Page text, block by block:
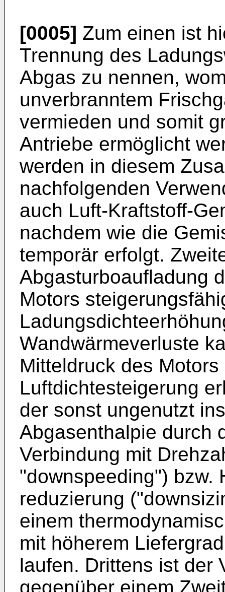
[0005] Zum einen ist
Trennung des
Abgas zu nennen,
unverbranntem
vermieden und somit
Antriebe ermöglicht
werden in diesem
nachfolgenden
auch Luft-Kraftstoff-
nachdem wie die
temporär erfolgt.
Abgasturboaufladung
Motors
Wandwärmeverluste
Mitteldruck des
Luftdichtesteigerung
der sonst ungenutzt
Abgasenthalpie durch
Verbindung mit
"downspeeding") bzw.
reduzierung
einem
mit höherem
laufen. Drittens ist der
gegenüber einem